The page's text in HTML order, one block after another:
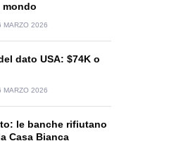
mondo
MARZO 2026
dato USA: $74K o
MARZO 2026
le banche rifiutano
Casa Bianca